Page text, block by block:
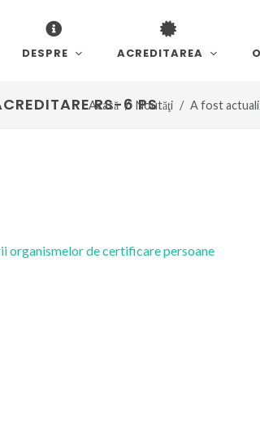
DESPRE ACREDITAREA
RS-6 PS
Acasă Noutăţi A fost
organismelor de certificare persoane